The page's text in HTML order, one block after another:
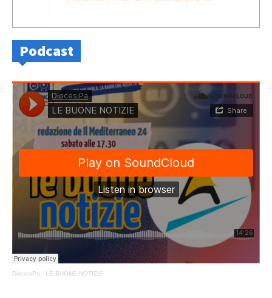
Podcast
DiocesiPa · LE BUONE NOTIZIE